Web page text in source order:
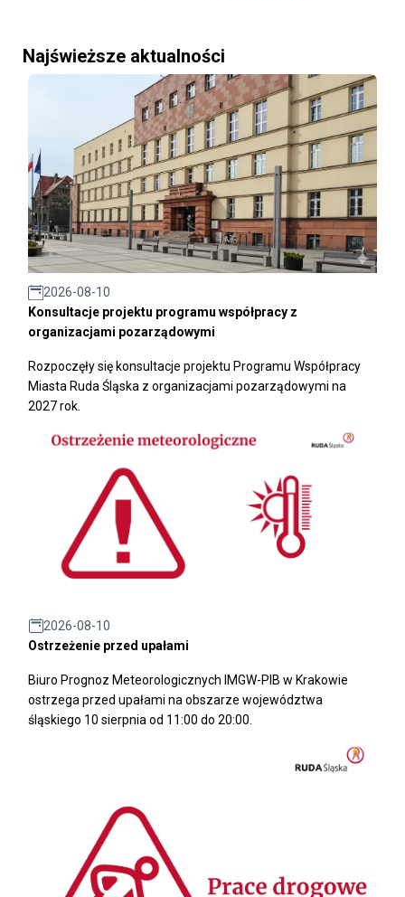
Najświeższe aktualności
2026-08-10
Konsultacje projektu programu współpracy z
organizacjami pozarządowymi
Rozpoczęły się konsultacje projektu Programu Współpracy
Miasta Ruda Śląska z organizacjami pozarządowymi na
2027 rok.
2026-08-10
Ostrzeżenie przed upałami
Biuro Prognoz Meteorologicznych IMGW-PIB w Krakowie
ostrzega przed upałami na obszarze województwa
śląskiego 10 sierpnia od 11:00 do 20:00.